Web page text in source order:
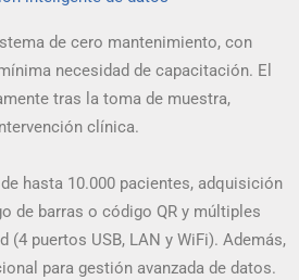
de cero mantenimiento, con
necesidad de capacitación. El
tras la toma de muestra,
clínica.
hasta 10.000 pacientes, adquisición
de barras o código QR y múltiples
(4 puertos USB, LAN y WiFi). Además,
para gestión avanzada de datos.